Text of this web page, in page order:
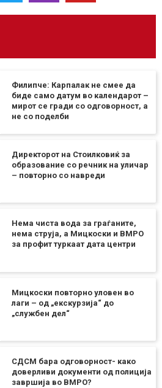
Филипче: Карпалак не смее да
биде само датум во календарот –
мирот се гради со одговорност, а
не со поделби
Директорот на Стоилковиќ за
образование со речник на уличар
– повторно со навреди
Нема чиста вода за граѓаните,
нема струја, а Мицкоски и ВМРО
за профит туркаат дата центри
Мицкоски повторно уловен во
лаги – од „екскурзија“ до
„службен дел“
СДСМ бара одговорност- како
доверливи документи од полиција
завршија во ВМРО?